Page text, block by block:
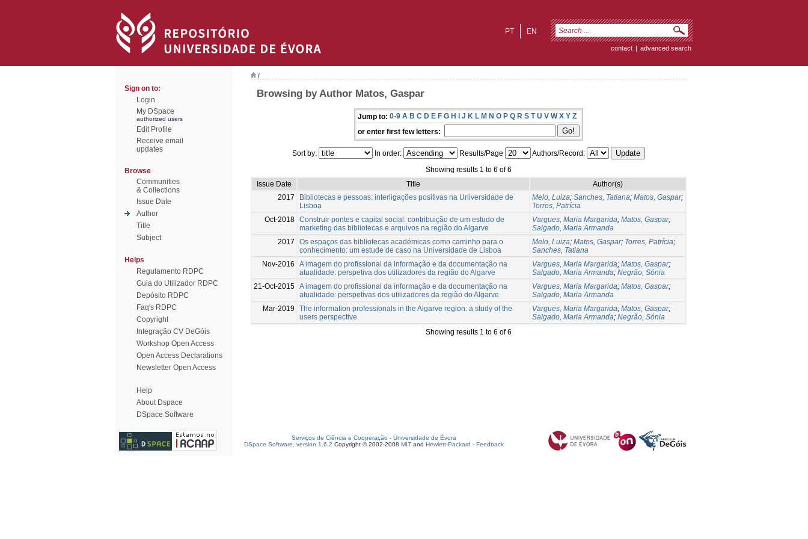
EN
PT
contact | advanced search
Sign on to:
Login
My DSpace
authorized users
Edit Profile
Receive email
updates
Browse
Communities
& Collections
Issue Date
Author
Title
Subject
Helps
Regulamento RDPC
Guia do Utilizador RDPC
Depósito RDPC
Faq's RDPC
Copyright
Integração CV DeGóis
Workshop Open Access
Open Access Declarations
Newsletter Open Access
Help
About Dspace
DSpace Software
/
Browsing by Author Matos, Gaspar
Jump to: 0-9 A B C D E F G H I J K L M N O P Q R S T U V W X Y Z
or enter first few letters:
Sort by: In order: Results/Page
Authors/Record:
Showing results 1 to 6 of 6
Issue Date
Title
Author(s)
2017
Bibliotecas e pessoas: interligações positivas na Universidade de
Lisboa
Melo, Luiza; Sanches, Tatiana; Matos, Gaspar;
Torres, Patrícia
Oct-2018 Construir pontes e capital social: contribuição de um estudo de
marketing das bibliotecas e arquivos na região do Algarve
Vargues, Maria Margarida; Matos, Gaspar;
Salgado, Maria Armanda
2017
Os espaços das bibliotecas académicas como caminho para o
conhecimento: um estude de caso na Universidade de Lisboa
Melo, Luiza; Matos, Gaspar; Torres, Patrícia;
Sanches, Tatiana
Nov-2016
A imagem do profissional da informação e da documentação na
atualidade: perspetiva dos utilizadores da região do Algarve
Vargues, Maria Margarida; Matos, Gaspar;
Salgado, Maria Armanda; Negrão, Sónia
21-Oct-2015 A imagem do profissional da informação e da documentação na
atualidade: perspetivas dos utilizadores da região do Algarve
Vargues, Maria Margarida; Matos, Gaspar;
Salgado, Maria Armanda
Mar-2019
The information professionals in the Algarve region: a study of the
users perspective
Vargues, Maria Margarida; Matos, Gaspar;
Salgado, Maria Armanda; Negrão, Sónia
Showing results 1 to 6 of 6
Serviços de Ciência e Cooperação - Universidade de Évora
DSpace Software, version 1.6.2 Copyright © 2002-2008 MIT and Hewlett-Packard - Feedback